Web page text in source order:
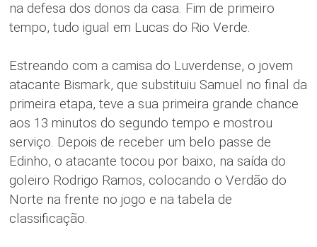
na defesa dos donos da casa. Fim de primeiro
tempo, tudo igual em Lucas do Rio Verde.
Estreando com a camisa do Luverdense, o jovem
atacante Bismark, que substituiu Samuel no final da
primeira etapa, teve a sua primeira grande chance
aos 13 minutos do segundo tempo e mostrou
serviço. Depois de receber um belo passe de
Edinho, o atacante tocou por baixo, na saída do
goleiro Rodrigo Ramos, colocando o Verdão do
Norte na frente no jogo e na tabela de
classificação.